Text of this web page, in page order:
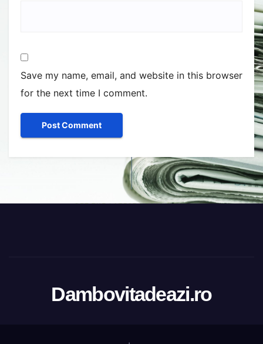
Save my name, email, and website in this browser
for the next time I comment.
Dambovitadeazi.ro